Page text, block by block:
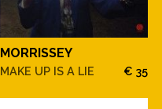
MORRISSEY
MAKE UP IS A LIE € 35